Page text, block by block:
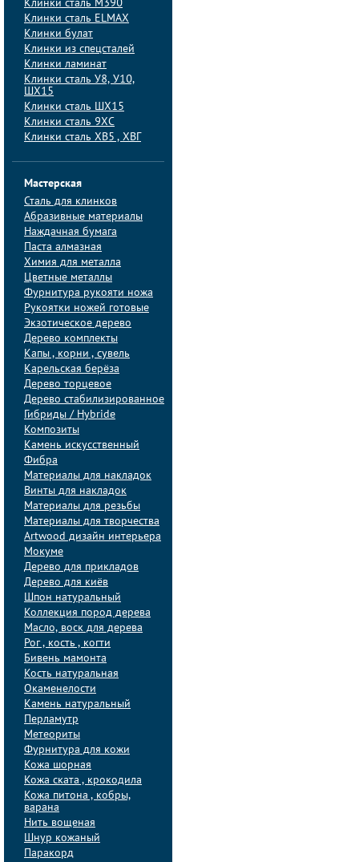
Клинки сталь M390
Клинки сталь ELMAX
Клинки булат
Клинки из спецсталей
Клинки ламинат
Клинки сталь У8, У10,
ШХ15
Клинки сталь ШХ15
Клинки сталь 9ХС
Клинки сталь ХВ5 , ХВГ
Мастерская
Сталь для клинков
Абразивные материалы
Наждачная бумага
Паста алмазная
Химия для металла
Цветные металлы
Фурнитура рукояти ножа
Рукоятки ножей готовые
Экзотическое дерево
Дерево комплекты
Капы , корни , сувель
Карельская берёза
Дерево торцевое
Дерево стабилизированное
Гибриды / Hybride
Композиты
Камень искусственный
Фибра
Материалы для накладок
Винты для накладок
Материалы для резьбы
Материалы для творчества
Artwood дизайн интерьера
Мокуме
Дерево для прикладов
Дерево для киёв
Шпон натуральный
Коллекция пород дерева
Масло, воск для дерева
Рог , кость , когти
Бивень мамонта
Кость натуральная
Окаменелости
Камень натуральный
Перламутр
Метеориты
Фурнитура для кожи
Кожа шорная
Кожа ската , крокодила
Кожа питона , кобры,
варана
Нить вощеная
Шнур кожаный
Паракорд